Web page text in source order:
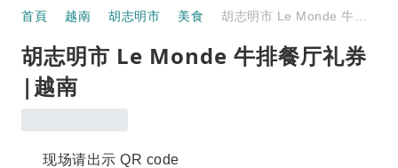
首頁 越南 胡志明市 美食
胡志明市 Le Monde 牛排餐厅礼券
|越南
现场请出示 QR code